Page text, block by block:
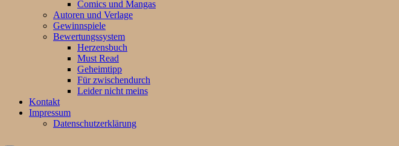
Comics und Mangas
Autoren und Verlage
Gewinnspiele
Bewertungssystem
Herzensbuch
Must Read
Geheimtipp
Für zwischendurch
Leider nicht meins
Kontakt
Impressum
Datenschutzerklärung